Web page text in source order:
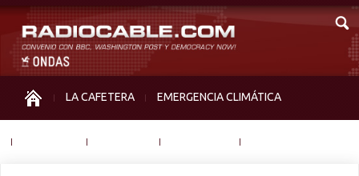
LA CAFETERA EMERGENCIA CLIMÁTICA